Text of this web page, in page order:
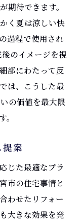
期待できます。
く夏は涼しい快
過程で使用され
のイメージを視
部にわたって反
は、こうした最
の価値を最大限
案
じた最適なプラ
市の住宅事情と
わせたリフォー
大きな効果を発